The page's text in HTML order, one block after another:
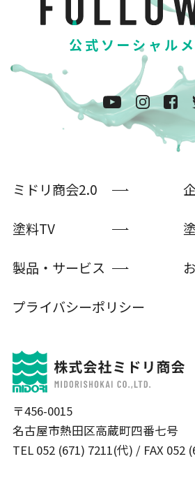
公式ソーシャル
〒456-0015
名古屋市熱田区高蔵町四番七号
TEL 052 (671) 7211(代) / FAX 052
ミドリ商会2.0
塗料TV
製品・サービス
プライバシーポリシー